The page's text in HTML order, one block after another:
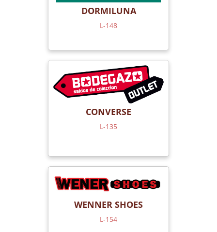
DORMILUNA
L-148
CONVERSE
L-135
WENNER SHOES
L-154